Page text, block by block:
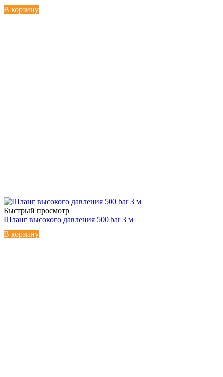
В корзину
Быстрый просмотр
Шланг высокого давления 500 bar 3 м
В корзину